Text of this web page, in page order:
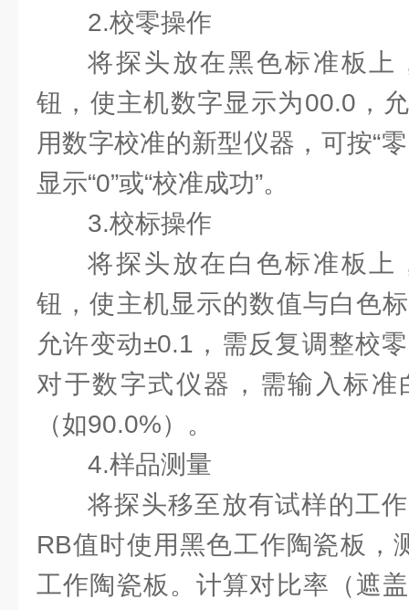
2.校零操作
将探头放在黑色标准板上
钮，使主机数字显示为00.0，
用数字校准的新型仪器，可按“
显示“0”或“校准成功”。
3.校标操作
将探头放在白色标准板上
钮，使主机显示的数值与白色
允许变动±0.1，需反复调整校
对于数字式仪器，需输入标
（如90.0%）。
4.样品测量
将探头移至放有试样的工
RB值时使用黑色工作陶瓷板，
工作陶瓷板。计算对比率（遮